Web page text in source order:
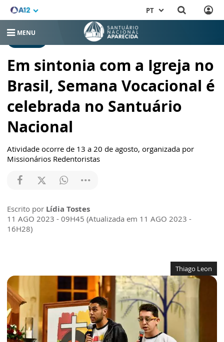
PT
MENU
Em sintonia com a Igreja no
Brasil, Semana Vocacional é
celebrada no Santuário
Nacional
Atividade ocorre de 13 a 20 de agosto, organizada por
Missionários Redentoristas
Escrito por Lídia Tostes
11 AGO 2023 - 09H45 (Atualizada em 11 AGO 2023 -
16H28)
Thiago Leon